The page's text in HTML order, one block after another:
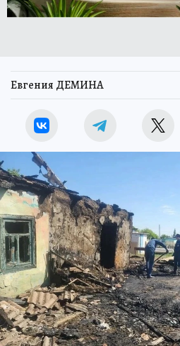
Евгения ДЕМИНА